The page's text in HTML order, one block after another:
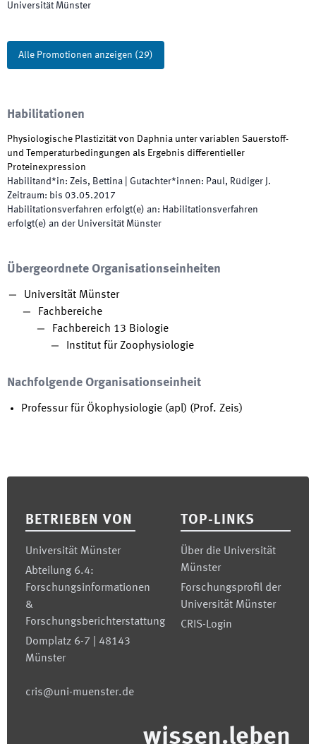
Universität Münster
Alle Promotionen anzeigen (29)
Habilitationen
Physiologische Plastizität von Daphnia unter variablen Sauerstoff-
und Temperaturbedingungen als Ergebnis differentieller
Proteinexpression
Habilitand*in: Zeis, Bettina Gutachter*innen: Paul, Rüdiger J.
Zeitraum: bis 03.05.2017
Habilitationsverfahren erfolgt(e) an: Habilitationsverfahren
erfolgt(e) an der Universität Münster
Übergeordnete Organisationseinheiten
Universität Münster
Fachbereiche
Fachbereich 13 Biologie
Institut für Zoophysiologie
Nachfolgende Organisationseinheit
Professur für Ökophysiologie (apl) (Prof. Zeis)
BETRIEBEN VON
Universität Münster
Abteilung 6.4:
Forschungsinformationen
&
Forschungsberichterstattung
Domplatz 6-7 | 48143
Münster
cris@uni-muenster.de
TOP-LINKS
Über die Universität
Münster
Forschungsprofil der
Universität Münster
CRIS-Login
wissen.leben